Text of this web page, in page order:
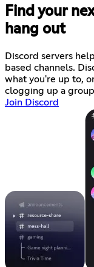
Find your
hang out
Discord servers
based channels.
what you're up to,
clogging up a
Join Discord